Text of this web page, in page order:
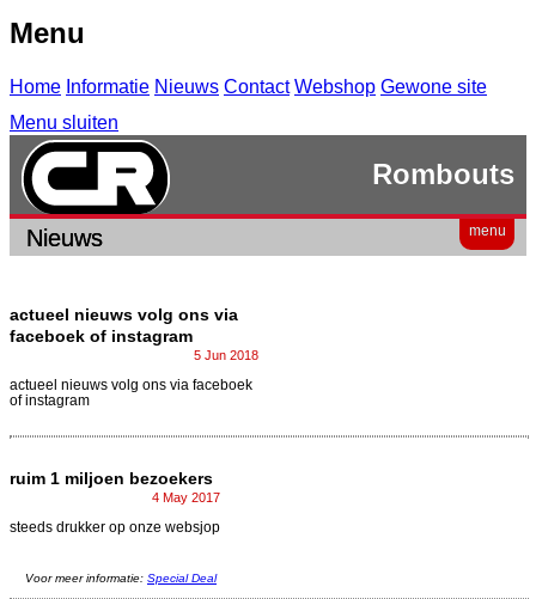
Menu
Home Informatie Nieuws Contact Webshop Gewone site
Menu sluiten
Rombouts
Nieuws menu
actueel nieuws volg ons via
faceboek of instagram
5 Jun 2018
actueel nieuws volg ons via faceboek
of instagram
ruim 1 miljoen bezoekers
4 May 2017
steeds drukker op onze websjop
Voor meer informatie: Special Deal